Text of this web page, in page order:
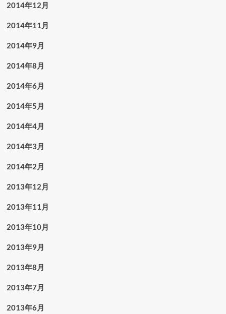
2014年12月
2014年11月
2014年9月
2014年8月
2014年6月
2014年5月
2014年4月
2014年3月
2014年2月
2013年12月
2013年11月
2013年10月
2013年9月
2013年8月
2013年7月
2013年6月